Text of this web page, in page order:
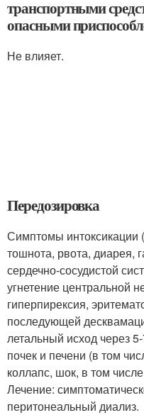
транспортными
опасными
Не влияет.
Передозировка
Симптомы интоксикации
тошнота, рвота, диарея,
сердечно-сосудистой
угнетение центральной
гиперпирексия,
последующей
летальный исход через
почек и печени (в том
коллапс, шок, в том
Лечение:
перитонеальный диализ.